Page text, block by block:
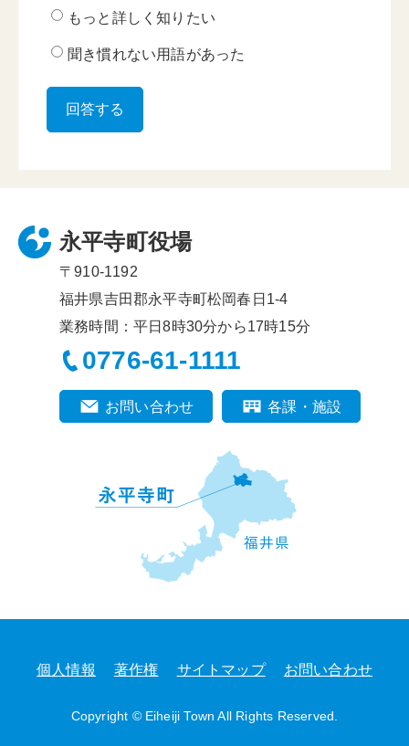
もっと詳しく知りたい
聞き慣れない用語があった
永平寺町役場
〒910-1192
福井県吉田郡永平寺町松岡春日1-4
業務時間：平日8時30分から17時15分
0776-61-1111
お問い合わせ 各課・施設
個人情報 著作権 サイトマップ お問い合わせ
Copyright © Eiheiji Town All Rights Reserved.